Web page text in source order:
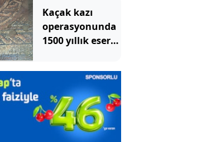
rotasını müziğe
de çevirdi
Kaçak kazı
operasyonunda
1500 yıllık eser